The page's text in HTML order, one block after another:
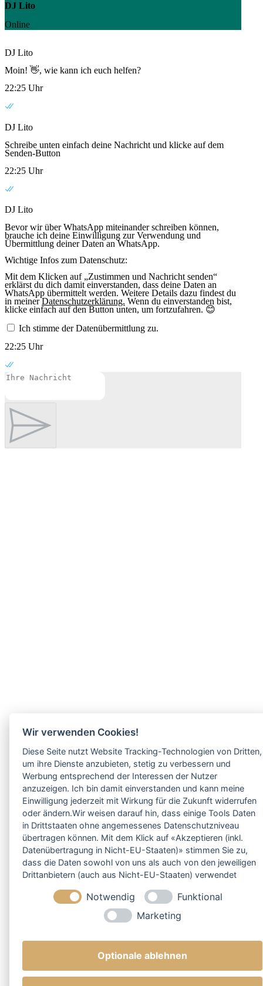
Wir verwenden Cookies!
Diese Seite nutzt Website Tracking-Technologien von Dritten,
um ihre Dienste anzubieten, stetig zu verbessern und
Werbung entsprechend der Interessen der Nutzer
anzuzeigen. Ich bin damit einverstanden und kann meine
Einwilligung jederzeit mit Wirkung für die Zukunft widerrufen
oder ändern.Wir weisen darauf hin, dass einige Tools Daten
in Drittstaaten ohne angemessenes Datenschutzniveau
übertragen können. Mit dem Klick auf «Akzeptieren (inkl.
Datenübertragung in Nicht-EU-Staaten)» stimmen Sie zu,
dass die Daten sowohl von uns als auch von den jeweiligen
Drittanbietern (auch aus Nicht-EU-Staaten) verwendet
selbstverständlich jederzeit ändern.
Notwendig
Funktional
Marketing
Optionale ablehnen
DJ Lito
Online
DJ Lito
Moin! 👋, wie kann ich euch helfen?
22:25 Uhr
DJ Lito
Schreibe unten einfach deine Nachricht und klicke auf dem
Senden-Button
22:25 Uhr
DJ Lito
Bevor wir über WhatsApp miteinander schreiben können,
brauche ich deine Einwilligung zur Verwendung und
Übermittlung deiner Daten an WhatsApp.
Wichtige Infos zum Datenschutz:
Mit dem Klicken auf „Zustimmen und Nachricht senden“
erklärst du dich damit einverstanden, dass deine Daten an
WhatsApp übermittelt werden. Weitere Details dazu findest du
in meinerDatenschutzerklärung. Wenn du einverstanden bist,
klicke einfach auf den Button unten, um fortzufahren. 😊
Ich stimme der Datenübermittlung zu.
22:25 Uhr